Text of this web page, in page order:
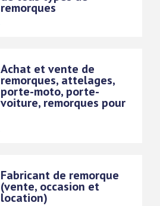
remorques
Achat et vente de
remorques, attelages,
porte-moto, porte-
voiture, remorques pour
Fabricant de remorque
(vente, occasion et
location)